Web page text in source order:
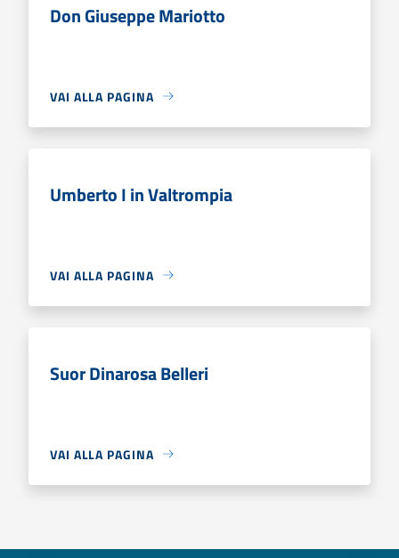
Don Giuseppe Mariotto
VAI ALLA PAGINA
Umberto I in Valtrompia
VAI ALLA PAGINA
Suor Dinarosa Belleri
VAI ALLA PAGINA